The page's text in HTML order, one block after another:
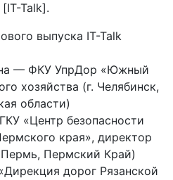
Talk].
выпуска IT-Talk
— ФКУ УпрДор «Южный
хозяйства (г. Челябинск,
области)
«Центр безопасности
края», директор
Пермский Край)
дорог Рязанской